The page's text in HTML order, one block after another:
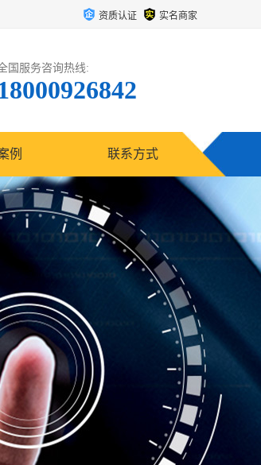
资质认证 实名商家
国服务咨询热线:
例 联系方式